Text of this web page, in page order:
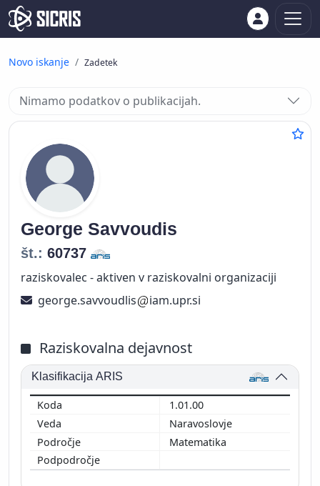
Novo iskanje Zadetek
Nimamo podatkov o publikacijah.
George Savvoudis
št.: 60737
raziskovalec - aktiven v raziskovalni organizaciji
george.savvoudlis
iam.upr.si
Raziskovalna dejavnost
Klasifikacija ARIS
1.01.00
Naravoslovje
Matematika